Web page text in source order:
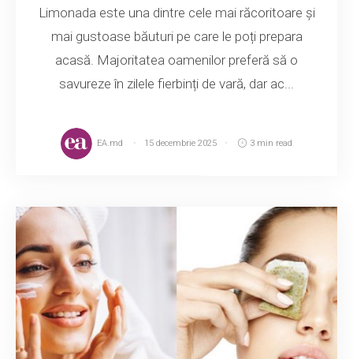
Limonada este una dintre cele mai răcoritoare și
mai gustoase băuturi pe care le poți prepara
acasă. Majoritatea oamenilor preferă să o
savureze în zilele fierbinți de vară, dar ac...
EA.md 15 decembrie 2025 3 min read